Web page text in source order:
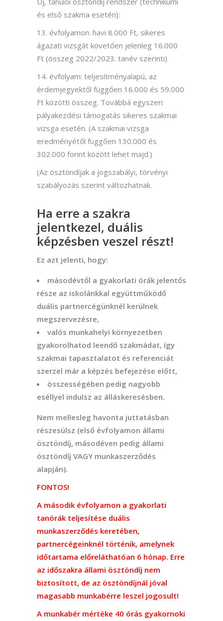
és első szakma esetén):
13. évfolyamon: havi 8.000 Ft, sikeres
ágazati vizsgát követően jelenleg 16.000
Ft (összeg 2022/2023. tanév szerinti)
14. évfolyam: teljesítményalapú, az
érdemjegyektől függően 16.000 és 59.000
Ft közötti összeg. Továbbá egyszeri
pályakezdési támogatás sikeres szakmai
vizsga esetén. (A szakmai vizsga
eredményétől függően 130.000 és
302.000 forint között lehet majd.)
(Az ösztöndíjak a jogszabályi, törvényi
szabályozás szerint változhatnak.
Ha erre a szakra
jelentkezel, duális
képzésben veszel részt!
Ez azt jelenti, hogy:
másodévtől a gyakorlati órák jelentős
része az iskolánkkal együttműködő
duális partnercégünknél kerülnek
megszervezésre,
valós munkahelyi környezetben
gyakorolhatod leendő szakmádat, így
szakmai tapasztalatot és referenciát
szerzel már a képzés befejezése előtt,
összességében pedig nagyobb
eséllyel indulsz az álláskeresésben.
Nem mellesleg havonta juttatásban
részesülsz (első évfolyamon állami
ösztöndíj, másodéven pedig állami
ösztöndíj VAGY munkaszerződés
alapján).
FONTOS!
A második évfolyamon a gyakorlati
tanórák teljesítése duális
munkaszerződés keretében,
partnercégeinknél történik, amelynek
időtartama előreláthatóan 6 hónap. Erre
az időszakra állami ösztöndíj nem
biztosított, de az ösztöndíjnál jóval
magasabb munkabérre leszel jogosult!
A munkabér mértéke 40 órás gyakornoki